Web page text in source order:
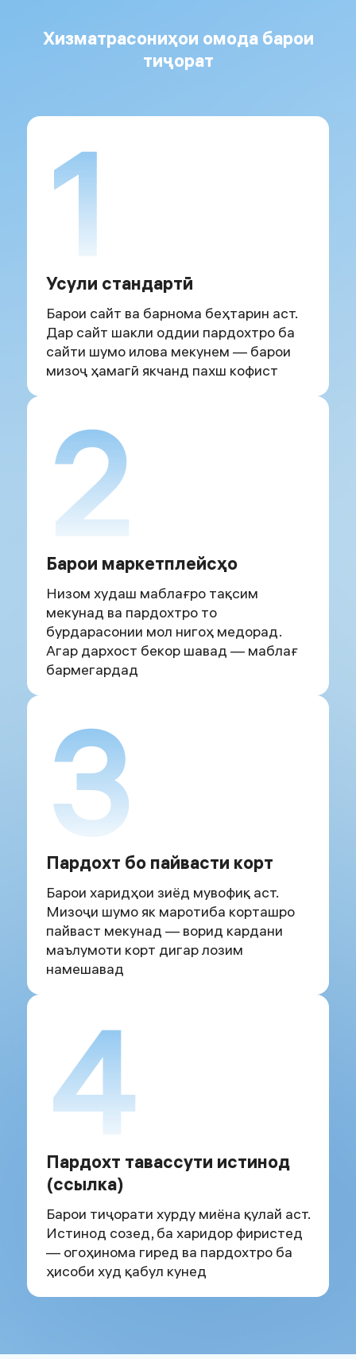
Хизматрасониҳои омода барои
тиҷорат
1
Усули стандартӣ
Барои сайт ва барнома беҳтарин аст.
Дар сайт шакли оддии пардохтро ба
сайти шумо илова мекунем — барои
мизоҷ ҳамагӣ якчанд пахш кофист
2
Барои маркетплейсҳо
Низом худаш маблағро тақсим
мекунад ва пардохтро то
бурдарасонии мол нигоҳ медорад.
Агар дархост бекор шавад — маблағ
бармегардад
3
Пардохт бо пайвасти корт
Барои харидҳои зиёд мувофиқ аст.
Мизоҷи шумо як маротиба корташро
пайваст мекунад — ворид кардани
маълумоти корт дигар лозим
намешавад
4
Пардохт тавассути истинод
(ссылка)
Барои тиҷорати хурду миёна қулай аст.
Истинод созед, ба харидор фиристед
— огоҳинома гиред ва пардохтро ба
ҳисоби худ қабул кунед